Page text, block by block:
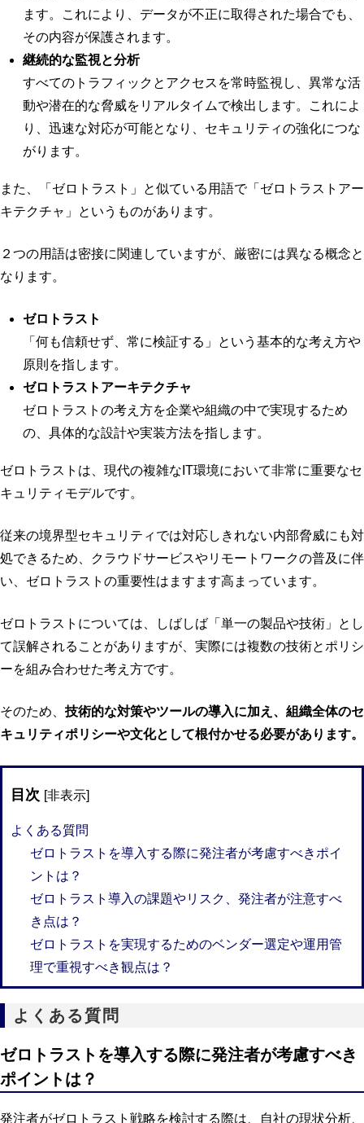
ます。これにより、データが不正に取得された場合でも、
その内容が保護されます。
継続的な監視と分析
すべてのトラフィックとアクセスを常時監視し、異常な活
動や潜在的な脅威をリアルタイムで検出します。これによ
り、迅速な対応が可能となり、セキュリティの強化につな
がります。
また、「ゼロトラスト」と似ている用語で「ゼロトラストアー
キテクチャ」というものがあります。
２つの用語は密接に関連していますが、厳密には異なる概念と
なります。
ゼロトラスト
「何も信頼せず、常に検証する」という基本的な考え方や
原則を指します。
ゼロトラストアーキテクチャ
ゼロトラストの考え方を企業や組織の中で実現するため
の、具体的な設計や実装方法を指します。
ゼロトラストは、現代の複雑なIT環境において非常に重要なセ
キュリティモデルです。
従来の境界型セキュリティでは対応しきれない内部脅威にも対
処できるため、クラウドサービスやリモートワークの普及に伴
い、ゼロトラストの重要性はますます高まっています。
ゼロトラストについては、しばしば「単一の製品や技術」とし
て誤解されることがありますが、実際には複数の技術とポリシ
ーを組み合わせた考え方です。
そのため、 技術的な対策やツールの導入に加え、組織全体のセ
キュリティポリシーや文化として根付かせる必要があります。
目次 [非表示]
よくある質問
ゼロトラストを導入する際に発注者が考慮すべきポイ
ントは？
ゼロトラスト導入の課題やリスク、発注者が注意すべ
き点は？
ゼロトラストを実現するためのベンダー選定や運用管
理で重視すべき観点は？
よくある質問
ゼロトラストを導入する際に発注者が考慮すべき
ポイントは？
発注者がゼロトラスト戦略を検討する際は、自社の現状分析、